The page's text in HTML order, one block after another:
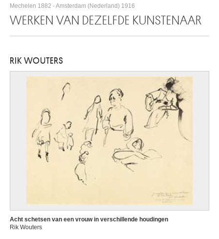
Mechelen 1882 - Amsterdam (Nederland) 1916
WERKEN VAN DEZELFDE KUNSTENAAR
RIK WOUTERS
Acht schetsen van een vrouw in verschillende houdingen
Rik Wouters